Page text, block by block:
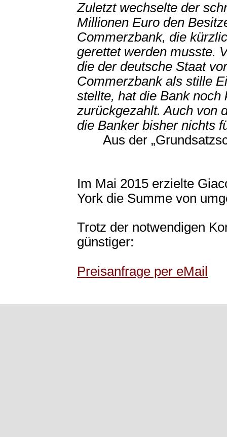
Zuletzt wechselte der
Millionen Euro den
Commerzbank, die
gerettet werden musste.
die der deutsche Staat
Commerzbank als stille
stellte, hat die Bank noch
zurückgezahlt. Auch von
die Banker bisher nichts
Aus der
Im Mai 2015 erzielte
York die Summe von
Trotz der notwendigen
günstiger:
Preisanfrage per eMail